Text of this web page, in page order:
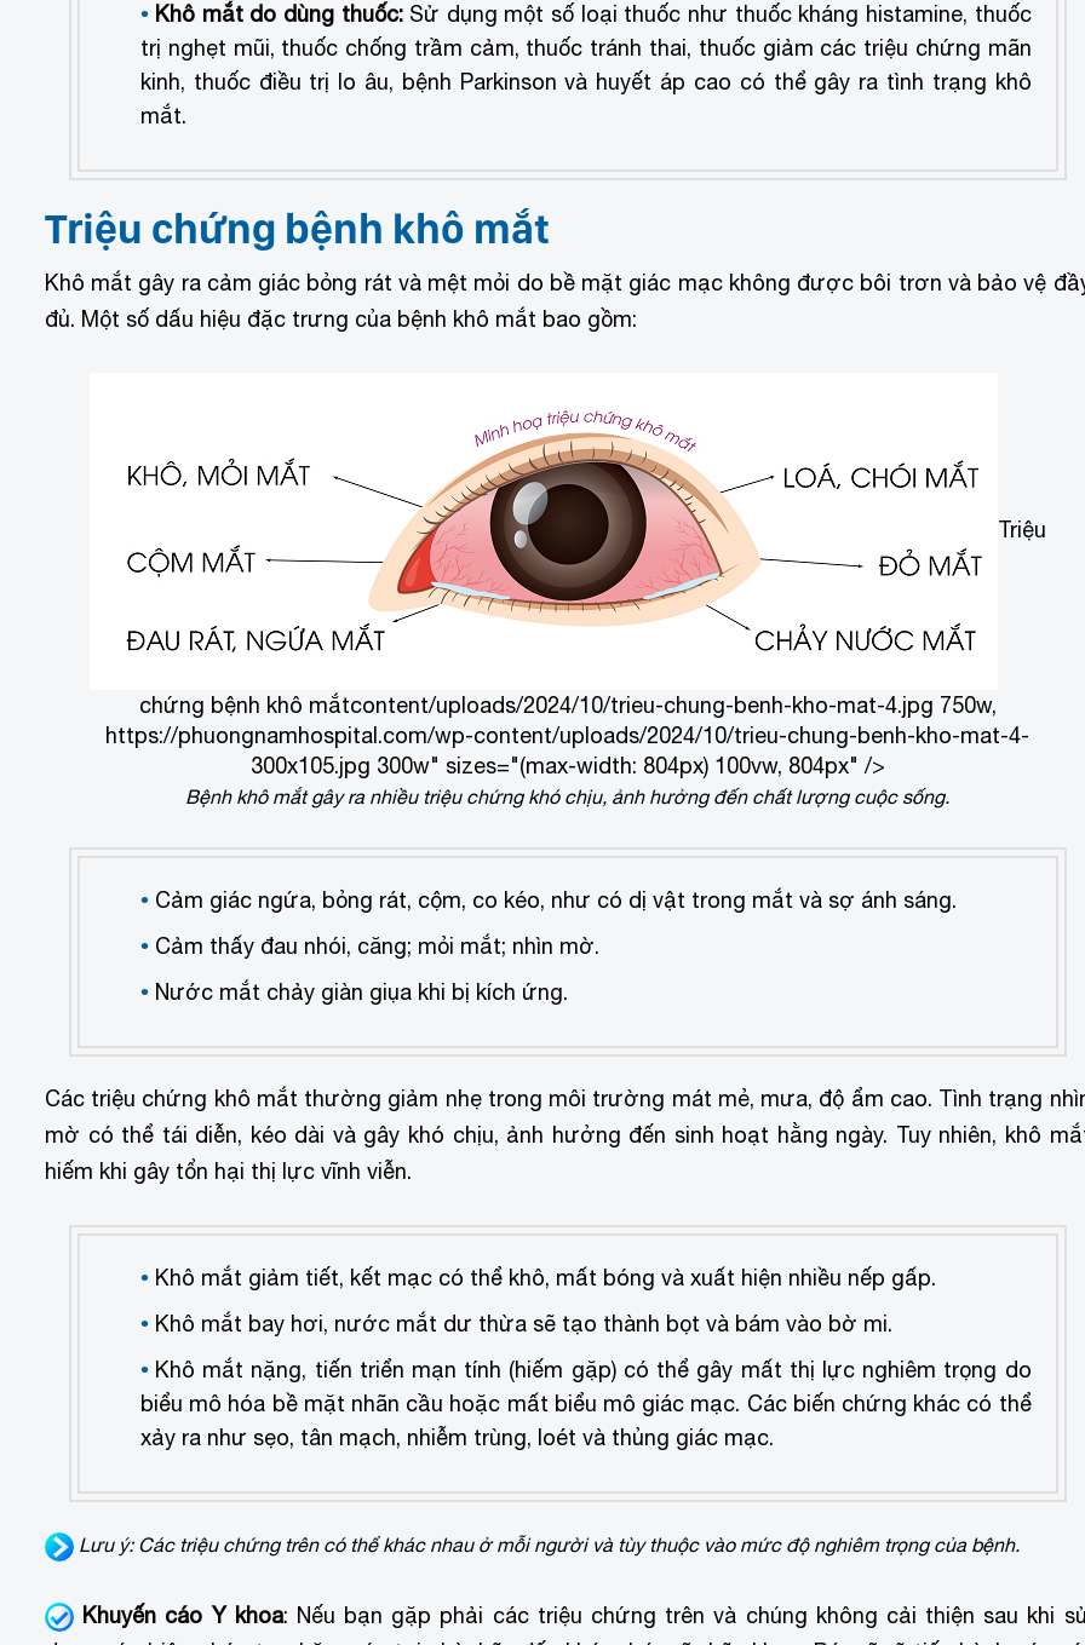
Khô mắt do dùng thuốc:Sử dụng một số loại thuốc như thuốc kháng histamine, thuốc
trị nghẹt mũi, thuốc chống trầm cảm, thuốc tránh thai, thuốc giảm các triệu chứng mãn
kinh, thuốc điều trị lo âu, bệnh Parkinson và huyết áp cao có thể gây ra tình trạng khô
mắt.
Triệu chứng bệnh khô mắt
Khô mắt gây ra cảm giác bỏng rát và mệt mỏi do bề mặt giác mạc không được bôi trơn và bảo vệ
đủ. Một số dấu hiệu đặc trưng của bệnh khô mắt bao gồm:
Triệu
chứng bệnh khô mắtcontent/uploads/2024/10/trieu-chung-benh-kho-mat-4.jpg 750w,
https://phuongnamhospital.com/wp-content/uploads/2024/10/trieu-chung-benh-kho-mat-4-
300x105.jpg 300w" sizes="(max-width: 804px) 100vw, 804px" />
Bệnh khô mắt gây ra nhiều triệu chứng khó chịu, ảnh hưởng đến chất lượng cuộc sống.
Cảm giác ngứa, bỏng rát, cộm, co kéo, như có dị vật trong mắt và sợ ánh sáng.
Cảm thấy đau nhói, căng; mỏi mắt; nhìn mờ.
Nước mắt chảy giàn giụa khi bị kích ứng.
Các triệu chứng khô mắt thường giảm nhẹ trong môi trường mát mẻ, mưa, độ ẩm cao. Tình trạng
mờ có thể tái diễn, kéo dài và gây khó chịu, ảnh hưởng đến sinh hoạt hằng ngày. Tuy nhiên, khô
hiếm khi gây tổn hại thị lực vĩnh viễn.
Khô mắt giảm tiết, kết mạc có thể khô, mất bóng và xuất hiện nhiều nếp gấp.
Khô mắt bay hơi, nước mắt dư thừa sẽ tạo thành bọt và bám vào bờ mi.
Khô mắt nặng, tiến triển mạn tính (hiếm gặp) có thể gây mất thị lực nghiêm trọng do
biểu mô hóa bề mặt nhãn cầu hoặc mất biểu mô giác mạc. Các biến chứng khác có thể
xảy ra như sẹo, tân mạch, nhiễm trùng, loét và thủng giác mạc.
Lưu ý: Các triệu chứng trên có thể khác nhau ở mỗi người và tùy thuộc vào mức độ nghiêm trọng của bệnh.
Khuyến cáo Y khoa: Nếu bạn gặp phải các triệu chứng trên và chúng không cải thiện sau khi